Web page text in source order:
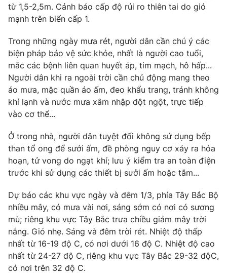
Chuyên mục khác
Emagazine
Photo Infographic
Video Shorts video
VTV Money
VTV Sức khoẻ Bất động sản
Thị trường 24h Tấm lòng Việt
VTV4 Vươn mình bằng AI
VTV9 VTV8
Liên hệ tòa soạn English
từ 1,5-2,5m. Cảnh báo cấp độ rủi ro thiên tai do gió
mạnh trên biển cấp 1.
Trong những ngày mưa rét, người dân cần chú ý các
biện pháp bảo vệ sức khỏe, nhất là người cao tuổi,
mắc các bệnh liên quan huyết áp, tim mạch, hô hấp...
Người dân khi ra ngoài trời cần chủ động mang theo
áo mưa, mặc quần áo ấm, đeo khẩu trang, tránh không
khí lạnh và nước mưa xâm nhập đột ngột, trực tiếp
vào cơ thể...
Ở trong nhà, người dân tuyệt đối không sử dụng bếp
than tổ ong để sưởi ấm, đề phòng nguy cơ xảy ra hỏa
hoạn, tử vong do ngạt khí; lưu ý kiểm tra an toàn điện
trước khi sử dụng các thiết bị sưởi ấm hoặc tắm...
Dự báo các khu vực ngày và đêm 1/3, phía Tây Bắc Bộ
nhiều mây, có mưa vài nơi, sáng sớm có nơi có sương
mù; riêng khu vực Tây Bắc trưa chiều giảm mây trời
nắng. Gió nhẹ. Sáng và đêm trời rét. Nhiệt độ thấp
nhất từ 16-19 độ C, có nơi dưới 16 độ C. Nhiệt độ cao
nhất từ 24-27 độ C, riêng khu vực Tây Bắc 29-32 độC,
có nơi trên 32 độ C.